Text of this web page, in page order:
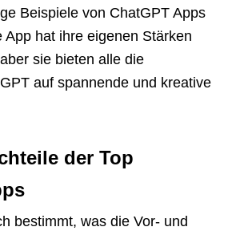
Beispiele von ChatGPT Apps
App hat ihre eigenen Stärken
sie bieten alle die
auf spannende und kreative
der Top
bestimmt, was die Vor- und